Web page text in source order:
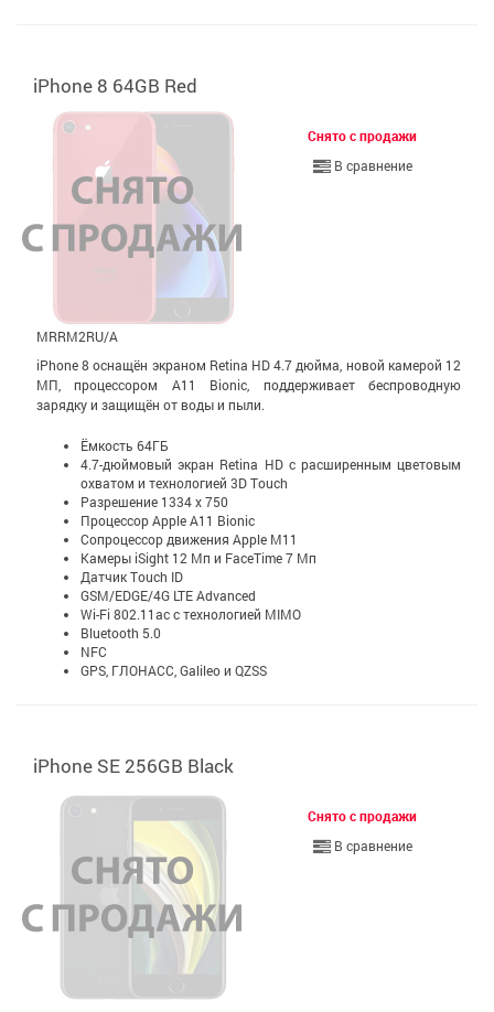
iPhone 8 64GB Red
Снято с продажи
В сравнение
MRRM2RU/A
iPhone 8 оснащён экраном Retina HD 4.7 дюйма, новой камерой 12
МП, процессором A11 Bionic, поддерживает беспроводную
зарядку и защищён от воды и пыли.
Ёмкость 64ГБ
4.7-дюймовый экран Retina HD c расширенным цветовым
охватом и технологией 3D Touch
Разрешение 1334 x 750
Процессор Apple A11 Bionic
Сопроцессор движения Apple М11
Камеры iSight 12 Мп и FaceTime 7 Мп
Датчик Touch ID
GSM/EDGE/4G LTE Advanced
Wi-Fi 802.11ac с технологией MIMO
Bluetooth 5.0
NFC
GPS, ГЛОНАСС, Galileo и QZSS
iPhone SE 256GB Black
Снято с продажи
В сравнение